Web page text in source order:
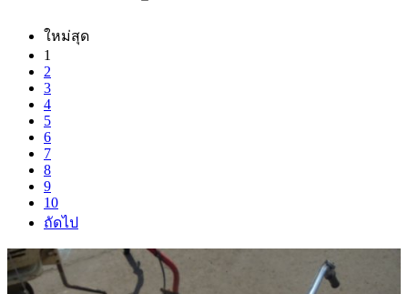
ใหม่สุด
1
2
3
4
5
6
7
8
9
10
ถัดไป